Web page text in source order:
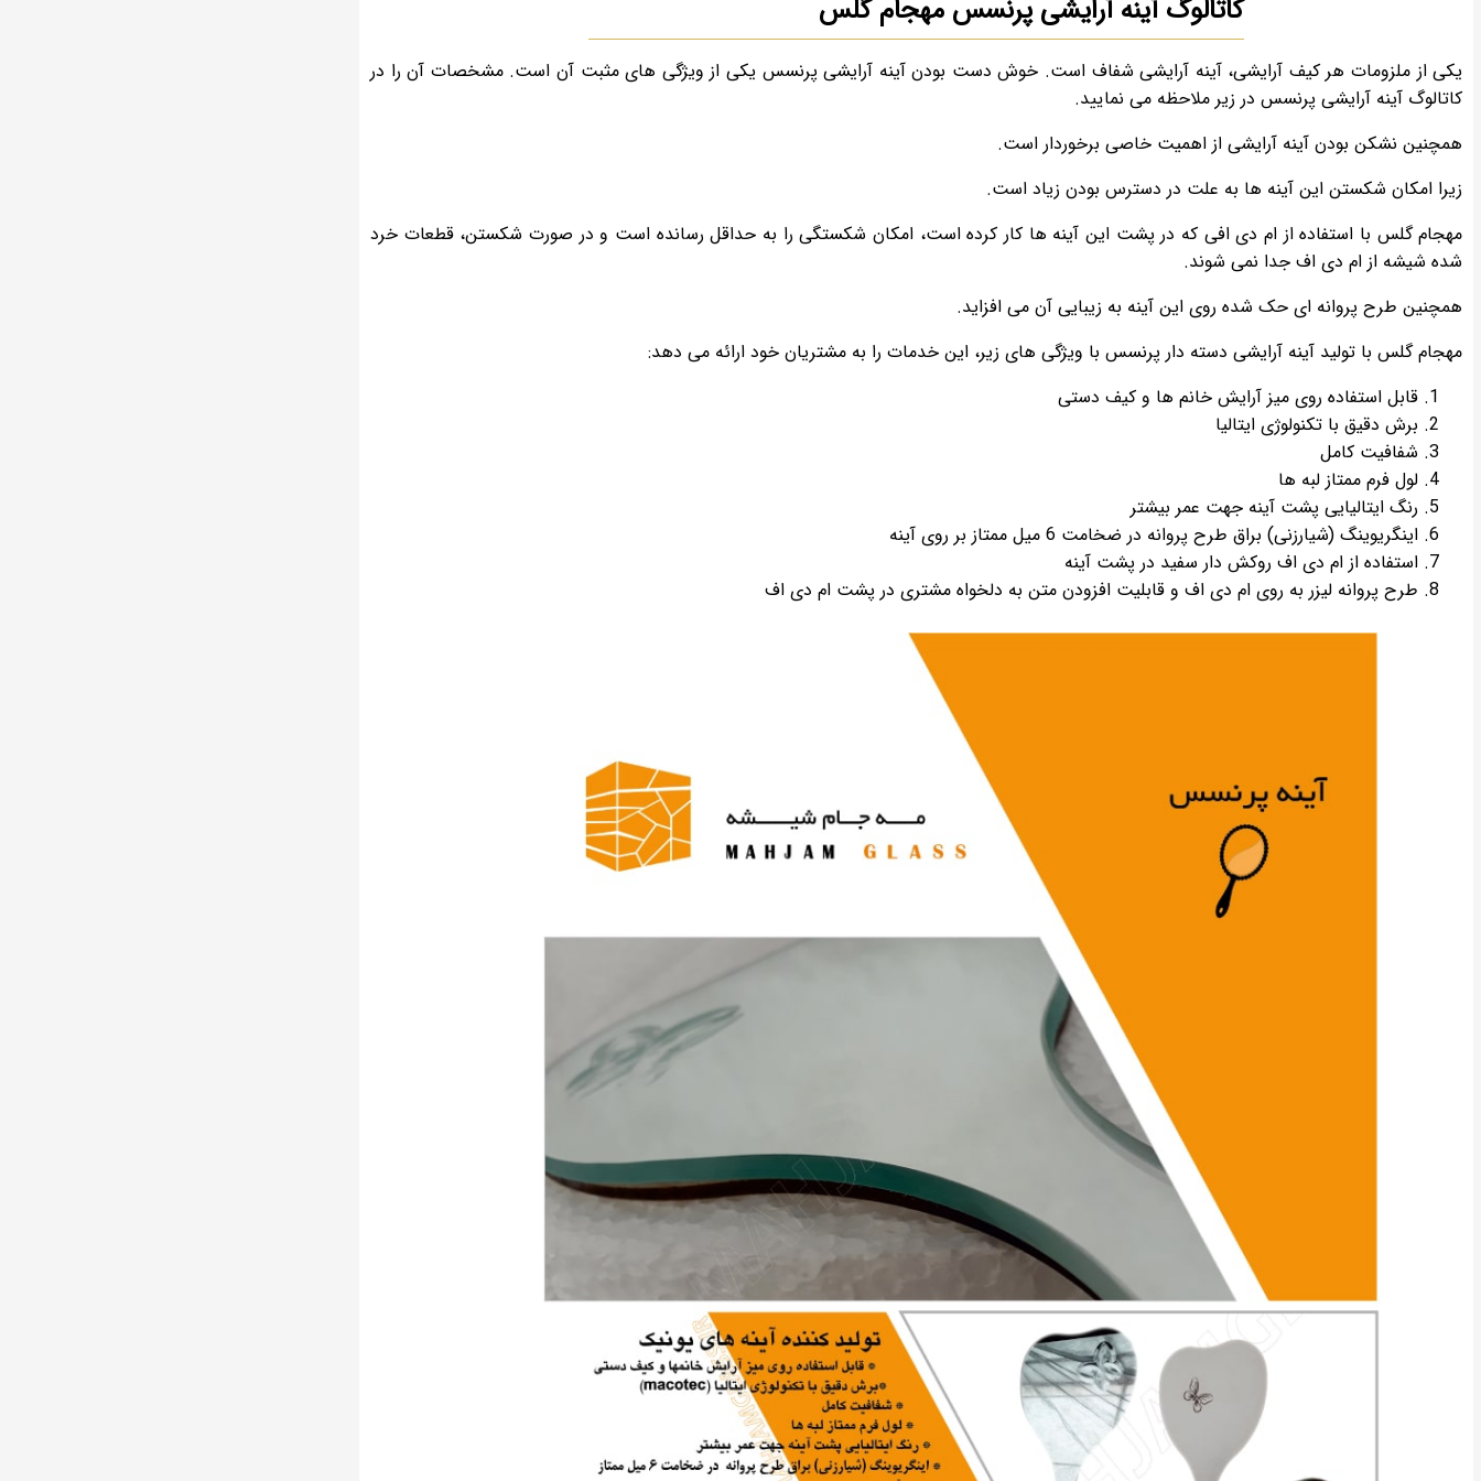
کاتالوگ آینه آرایشی پرنسس مهجام گلس
یکی از ملزومات هر کیف آرایشی، آینه آرایشی شفاف است. خوش دست بودن آینه آرایشی پرنسس یکی از ویژگی های مثبت آن است. مشخصات آن را در
کاتالوگ آینه آرایشی پرنسس در زیر ملاحظه می نمایید.
همچنین نشکن بودن آینه آرایشی از اهمیت خاصی برخوردار است.
زیرا امکان شکستن این آینه ها به علت در دسترس بودن زیاد است.
مهجام گلس با استفاده از ام دی افی که در پشت این آینه ها کار کرده است، امکان شکستگی را به حداقل رسانده است و در صورت شکستن، قطعات خرد
شده شیشه از ام دی اف جدا نمی شوند.
همچنین طرح پروانه ای حک شده روی این آینه به زیبایی آن می افزاید.
مهجام گلس با تولید آینه آرایشی دسته دار پرنسس با ویژگی های زیر، این خدمات را به مشتریان خود ارائه می دهد:
قابل استفاده روی میز آرایش خانم ها و کیف دستی
برش دقیق با تکنولوژی ایتالیا
شفافیت کامل
لول فرم ممتاز لبه ها
رنگ ایتالیایی پشت آینه جهت عمر بیشتر
اینگریوینگ (شیارزنی) براق طرح پروانه در ضخامت 6 میل ممتاز بر روی آینه
استفاده از ام دی اف روکش دار سفید در پشت آینه
طرح پروانه لیزر به روی ام دی اف و قابلیت افزودن متن به دلخواه مشتری در پشت ام دی اف